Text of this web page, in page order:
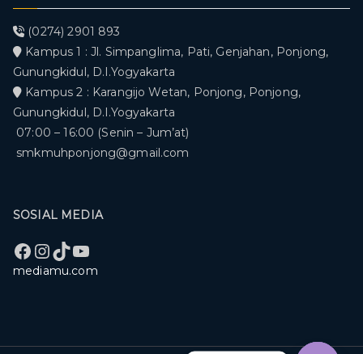
(0274) 2901 893
Kampus 1 : Jl. Simpanglima, Pati, Genjahan, Ponjong,
Gunungkidul, D.I.Yogyakarta
Kampus 2 : Karangijo Wetan, Ponjong, Ponjong,
Gunungkidul, D.I.Yogyakarta
07:00 – 16:00 (Senin – Jum’at)
smkmuhponjong@gmail.com
SOSIAL MEDIA
Facebook
Instagram
TikTok
YouTube
mediamu.com